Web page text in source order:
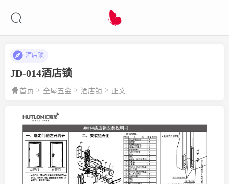
酒店锁
JD-014酒店锁
首页 > 全屋五金 > 酒店锁 > 正文